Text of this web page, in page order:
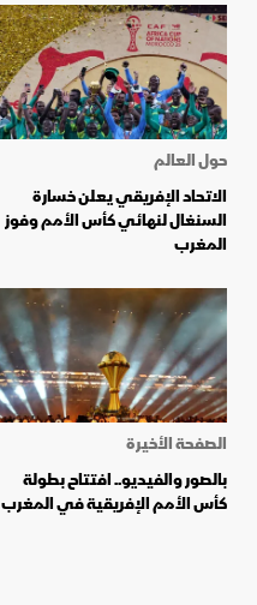
حول العالم
الاتحاد الإفريقي يعلن خسارة
السنغال لنهائي كأس الأمم وفوز
المغرب
الصفحة الأخيرة
بالصور والفيديو.. افتتاح بطولة
كأس الأمم الإفريقية في المغرب